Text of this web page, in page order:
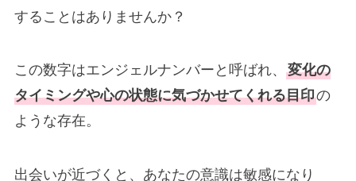
することはありませんか？
この数字はエンジェルナンバーと呼ばれ、 変化の
タイミングや心の状態に気づかせてくれる目印の
ような存在。
出会いが近づくと、あなたの意識は敏感になり